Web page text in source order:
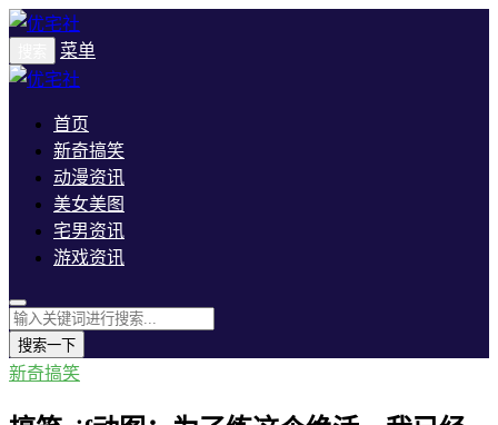
菜单
首页
新奇搞笑
动漫资讯
美女美图
宅男资讯
游戏资讯
搜索一下
新奇搞笑